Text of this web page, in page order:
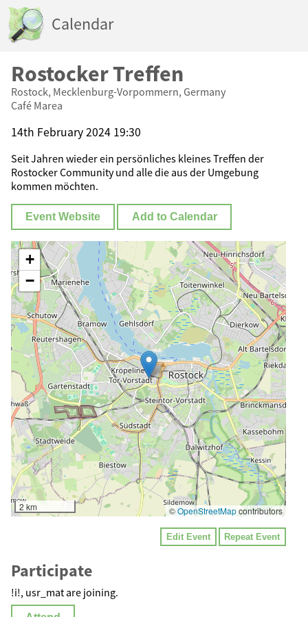
Calendar
Rostocker Treffen
Rostock, Mecklenburg-Vorpommern, Germany
Café Marea
14th February 2024 19:30
Seit Jahren wieder ein persönliches kleines Treffen der
Rostocker Community und alle die aus der Umgebung
kommen möchten.
Event Website Add to Calendar
+
−
2 km ©OpenStreetMapcontributors
Edit Event Repeat Event
Participate
!i!, usr_mat are joining.